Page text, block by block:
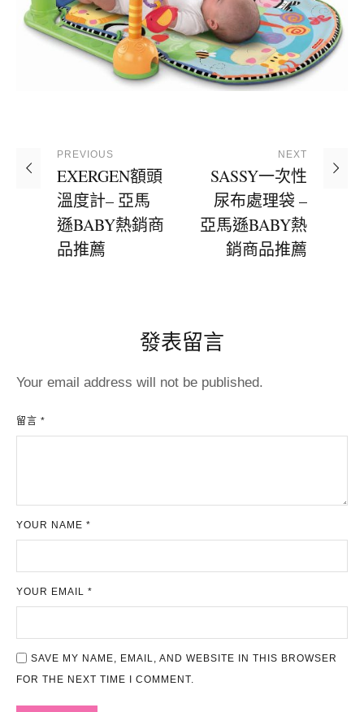
PREVIOUS
EXERGEN額頭
溫度計– 亞馬
遜BABY熱銷商
品推薦
NEXT
SASSY一次性
尿布處理袋 –
亞馬遜BABY熱
銷商品推薦
發表留言
Your email address will not be published.
留言 *
YOUR NAME *
YOUR EMAIL *
SAVE MY NAME, EMAIL, AND WEBSITE IN THIS BROWSER
FOR THE NEXT TIME I COMMENT.